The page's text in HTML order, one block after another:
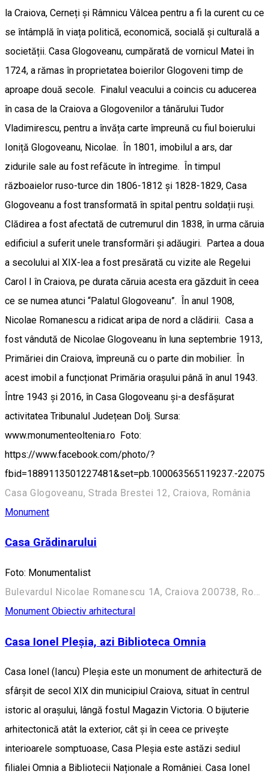
la Craiova, Cerneți și Râmnicu Vâlcea pentru a fi la curent cu ce
se întâmplă în viața politică, economică, socială și culturală a
societății. Casa Glogoveanu, cumpărată de vornicul Matei în
1724, a rămas în proprietatea boierilor Glogoveni timp de
aproape două secole. Finalul veacului a coincis cu aducerea
în casa de la Craiova a Glogovenilor a tânărului Tudor
Vladimirescu, pentru a învăța carte împreună cu fiul boierului
Ioniță Glogoveanu, Nicolae. În 1801, imobilul a ars, dar
zidurile sale au fost refăcute în întregime. În timpul
războaielor ruso-turce din 1806-1812 și 1828-1829, Casa
Glogoveanu a fost transformată în spital pentru soldații ruși.
Clădirea a fost afectată de cutremurul din 1838, în urma căruia
edificiul a suferit unele transformări și adăugiri. Partea a doua
a secolului al XIX-lea a fost presărată cu vizite ale Regelui
Carol I în Craiova, pe durata căruia acesta era găzduit în ceea
ce se numea atunci “Palatul Glogoveanu”. În anul 1908,
Nicolae Romanescu a ridicat aripa de nord a clădirii. Casa a
fost vândută de Nicolae Glogoveanu în luna septembrie 1913,
Primăriei din Craiova, împreună cu o parte din mobilier. În
acest imobil a funcționat Primăria orașului până în anul 1943.
Între 1943 și 2016, în Casa Glogoveanu și-a desfășurat
activitatea Tribunalul Județean Dolj. Sursa:
www.monumenteoltenia.ro Foto:
https://www.facebook.com/photo/?
fbid=1889113501227481&set=pb.100063565119237.-
Casa Glogoveanu, Strada Brestei 12, Craiova, România
Monument
Casa Grădinarului
Foto: Monumentalist
Bulevardul Nicolae Romanescu 1A, Craiova 200738, România (Aleea Principală)
Monument Obiectiv arhitectural
Casa Ionel Pleșia, azi Biblioteca Omnia
Casa Ionel (Iancu) Pleșia este un monument de arhitectură de
sfârșit de secol XIX din municipiul Craiova, situat în centrul
istoric al orașului, lângă fostul Magazin Victoria. O bijuterie
arhitectonică atât la exterior, cât și în ceea ce privește
interioarele somptuoase, Casa Pleșia este astăzi sediul
filialei Omnia a Bibliotecii Naționale a României. Casa Ionel